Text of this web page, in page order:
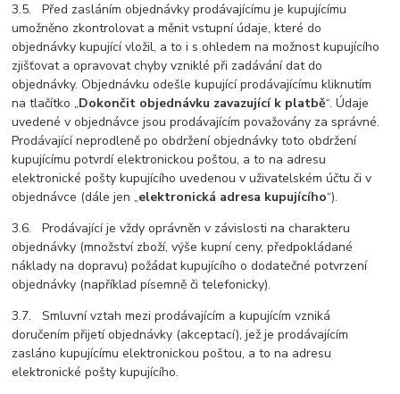
3.5. Před zasláním objednávky prodávajícímu je kupujícímu
umožněno zkontrolovat a měnit vstupní údaje, které do
objednávky kupující vložil, a to i s ohledem na možnost kupujícího
zjišťovat a opravovat chyby vzniklé při zadávání dat do
objednávky. Objednávku odešle kupující prodávajícímu kliknutím
na tlačítko „Dokončit objednávku zavazující k platbě“. Údaje
uvedené v objednávce jsou prodávajícím považovány za správné.
Prodávající neprodleně po obdržení objednávky toto obdržení
kupujícímu potvrdí elektronickou poštou, a to na adresu
elektronické pošty kupujícího uvedenou v uživatelském účtu či v
objednávce (dále jen „elektronická adresa kupujícího“).
3.6. Prodávající je vždy oprávněn v závislosti na charakteru
objednávky (množství zboží, výše kupní ceny, předpokládané
náklady na dopravu) požádat kupujícího o dodatečné potvrzení
objednávky (například písemně či telefonicky).
3.7. Smluvní vztah mezi prodávajícím a kupujícím vzniká
doručením přijetí objednávky (akceptací), jež je prodávajícím
zasláno kupujícímu elektronickou poštou, a to na adresu
elektronické pošty kupujícího.